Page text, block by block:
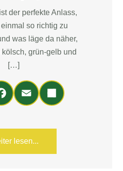
der perfekte Anlass,
einmal so richtig zu
was läge da näher,
grün-gelb und
[…]
Em
ail
Teil
en
lesen...